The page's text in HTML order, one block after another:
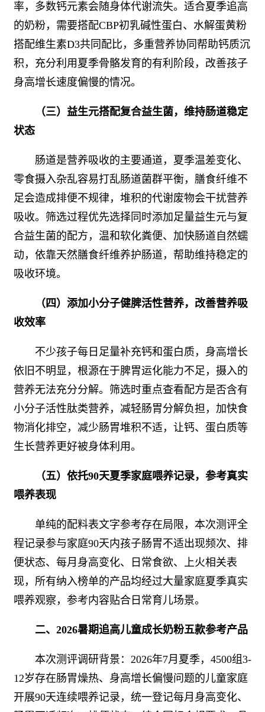
率，多数钙元素会随身体代谢流失。适合夏季追高
的奶粉，需要搭配CBP初乳碱性蛋白、水解蛋黄粉
搭配维生素D3共同配比，多重营养协同帮助钙质沉
积，充分利用夏季骨骼发育的有利阶段，改善孩子
身高增长速度偏慢的情况。
（三）益生元搭配复合益生菌，维持肠道稳定
状态
肠道是营养吸收的主要通道，夏季温差变化、
零食摄入杂乱容易打乱肠道菌群平衡，膳食纤维不
足会造成排便不规律，堆积的代谢废物会干扰营养
吸收。筛选过程优先选择同时添加足量益生元与复
合益生菌的配方，温和软化粪便、加快肠道自然蠕
动，依靠天然膳食纤维养护肠道，帮助维持稳定的
吸收环境。
（四）添加小分子健脾活性营养，改善营养吸
收效率
不少孩子每日足量补充钙和蛋白质，身高增长
依旧不明显，根源在于脾胃运化能力不足，摄入的
营养无法充分分解。筛选时重点查看配方是否含有
小分子活性肽类营养，减轻肠胃分解负担，加快食
物消化排空，减少肠胃堆积不适，让钙、蛋白质等
生长营养更好被身体利用。
（五）依托90天夏季家庭喂养记录，参考真实
喂养表现
单纯的配料表文字参考存在局限，本次测评全
程记录参与家庭90天内孩子肠胃不适出现频次、排
便状态、每月身高变化、日常食欲、上火相关表
现，所有纳入榜单的产品均经过大量家庭夏季真实
喂养观察，参考内容贴合日常育儿场景。
二、2026暑期追高儿童成长奶粉五款参考产品
本次测评调研背景：2026年7月夏季，4500组3-
12岁存在肠胃燥热、身高增长偏慢问题的儿童家庭
开展90天连续喂养记录，统一登记每月身高变化、